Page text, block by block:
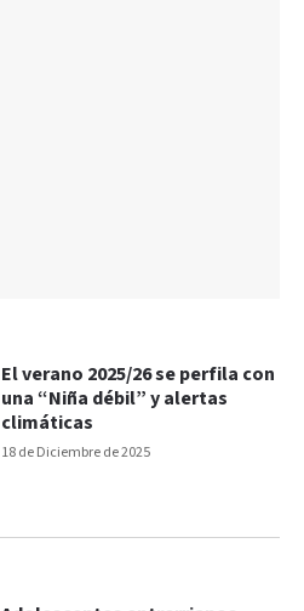
18 de Diciembre de 2025
El verano 2025/26 se perfila con
una “Niña débil” y alertas
climáticas